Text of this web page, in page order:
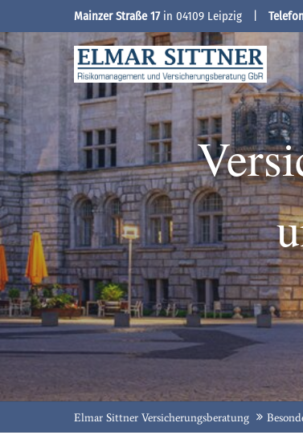
Mainzer Straße 17in 04109 Leipzig
Elmar Sittner Versicherungsberatung